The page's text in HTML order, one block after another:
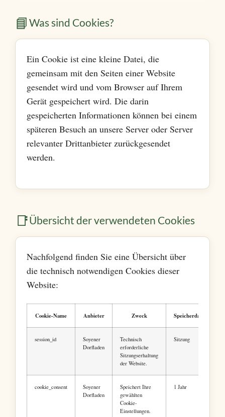
📘 Was sind Cookies?
Ein Cookie ist eine kleine Datei, die
gemeinsam mit den Seiten einer Website
gesendet wird und vom Browser auf Ihrem
Gerät gespeichert wird. Die darin
gespeicherten Informationen können bei einem
späteren Besuch an unsere Server oder Server
relevanter Drittanbieter zurückgesendet
werden.
📑Übersicht der verwendeten Cookies
Nachfolgend finden Sie eine Übersicht über
die technisch notwendigen Cookies dieser
Website:
Cookie-Name Anbieter Zweck Speicherdauer
session_id
Soyener
Dorfladen
Technisch
erforderliche
Sitzungserhaltung
der Website.
Sitzung
cookie_consent
Soyener
Dorfladen
Speichert Ihre
gewählten
Cookie-
Einstellungen.
1 Jahr